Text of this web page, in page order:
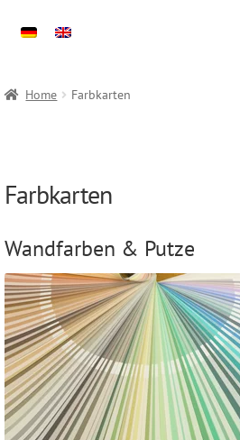
Home Farbkarten
Farbkarten
Wandfarben & Putze